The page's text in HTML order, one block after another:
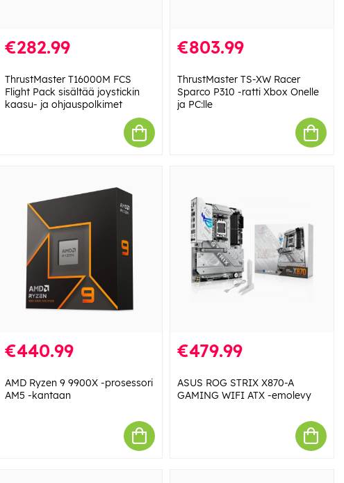
€282.99
ThrustMaster T16000M FCS
Flight Pack sisältää joystickin
kaasu- ja ohjauspolkimet
€803.99
ThrustMaster TS-XW Racer
Sparco P310 -ratti Xbox Onelle
ja PC:lle
€440.99
AMD Ryzen 9 9900X -prosessori
AM5 -kantaan
€479.99
ASUS ROG STRIX X870-A
GAMING WIFI ATX -emolevy